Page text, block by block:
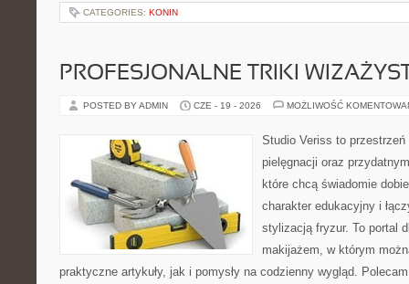
CATEGORIES: KONIN
PROFESJONALNE TRIKI
POSTED BY ADMIN CZE - 19 - 2026 MOŻLIWOŚĆ
Studio Veriss to
pielęgnacji oraz
które chcą świadomie
charakter edukacyjny i
stylizacją fryzur. To portal
makijażem, w którym
praktyczne artykuły, jak i pomysły na codzienny wygląd.